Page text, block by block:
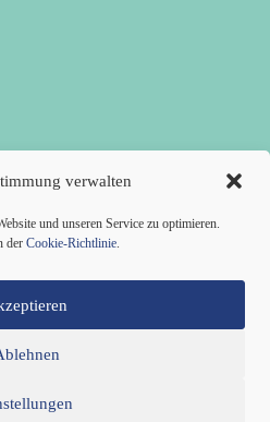
verwalten
und unseren Service zu optimieren.
der Cookie-Richtlinie.
in Bayern e.V.
31
Cookie-Richtlinie (EU)